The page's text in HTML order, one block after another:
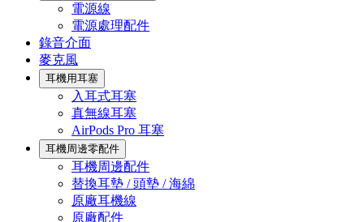
電源線
電源處理配件
錄音介面
麥克風
耳機用耳塞
入耳式耳塞
真無線耳塞
AirPods Pro 耳塞
耳機周邊零配件
耳機周邊配件
替換耳墊 / 頭墊 / 海綿
原廠耳機線
原廠配件